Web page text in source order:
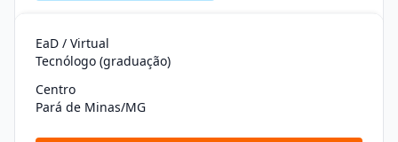
EaD / Virtual
Tecnólogo (graduação)
Centro
Pará de Minas/MG